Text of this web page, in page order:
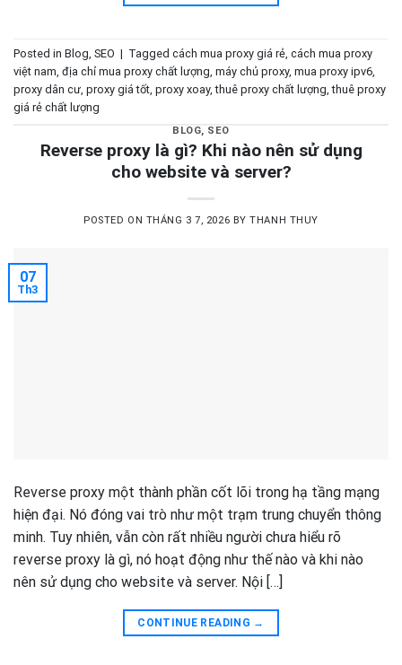
Posted in Blog, SEO | Tagged cách mua proxy giá rẻ, cách mua proxy
việt nam, địa chỉ mua proxy chất lượng, máy chủ proxy, mua proxy ipv6,
proxy dân cư, proxy giá tốt, proxy xoay,thuê proxy chất lượng,thuê proxy
giá rẻ chất lượng
BLOG, SEO
Reverse proxy là gì? Khi nào nên sử dụng
cho website và server?
POSTED ON THÁNG 3 7, 2026 BYTHANH THUY
07
Th3
Reverse proxy một thành phần cốt lõi trong hạ tầng mạng
hiện đại. Nó đóng vai trò như một trạm trung chuyển thông
minh. Tuy nhiên, vẫn còn rất nhiều người chưa hiểu rõ
reverse proxy là gì, nó hoạt động như thế nào và khi nào
nên sử dụng cho website và server. Nội […]
CONTINUE READING →